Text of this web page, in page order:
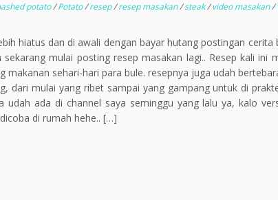
potato/Potato/resep/resep masakan/steak/video masakan/
hiatus dan di awali dengan bayar hutang postingan cerita
mulai posting resep masakan lagi.. Resep kali ini
makanan sehari-hari para bule. resepnya juga udah
dari mulai yang ribet sampai yang gampang untuk di
udah ada di channel saya seminggu yang lalu ya, kalo
di rumah hehe.. […]